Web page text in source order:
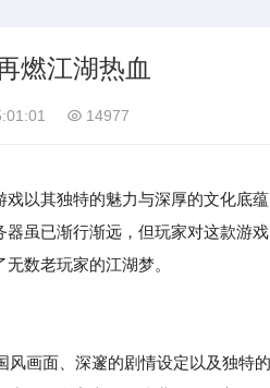
燃江湖热血
14977
戏以其独特的魅力与深厚的文化
虽已渐行渐远，但玩家对这款游
数老玩家的江湖梦。
风画面、深邃的剧情设定以及独特